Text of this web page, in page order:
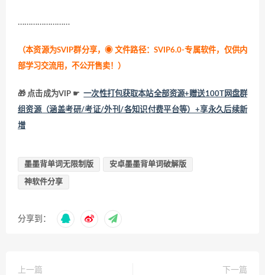
……………………
（本资源为SVIP群分享，◉ 文件路径：SVIP6.0-专属软件，仅供内
部学习交流用，不公开售卖！ ）
🎁 点击成为VIP ☛ 一次性打包获取本站全部资源+赠送100T网盘群
组资源（涵盖考研/考证/外刊/各知识付费平台等）+享永久后续新
增
墨墨背单词无限制版 安卓墨墨背单词破解版
神软件分享
分享到：
上一篇
下一篇